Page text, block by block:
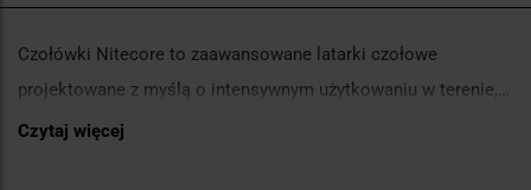
Czytaj więcej
Czołówki Nitecore to zaawansowane latarki czołowe
projektowane z myślą o intensywnym użytkowaniu w terenie,
podczas pracy i aktywności outdoorowych. Wyróżniają się
W wielu modelach zastosowano diody o dużej wydajności,